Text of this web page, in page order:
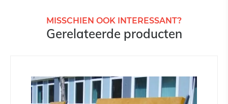
MISSCHIEN OOK INTERESSANT?
Gerelateerde producten